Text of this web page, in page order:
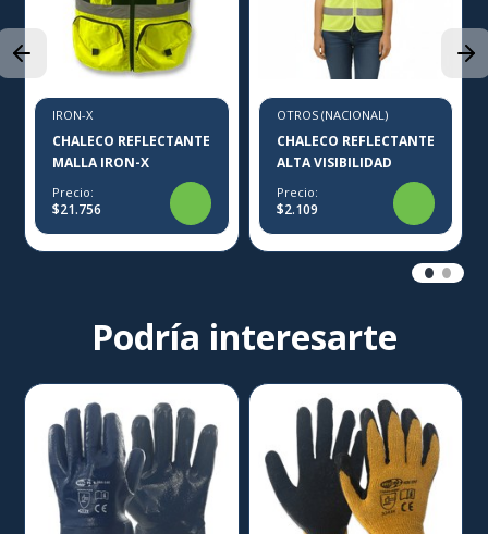
IRON-X
CHALECO REFLECTANTE
MALLA IRON-X
Precio:
$21.756
OTROS (NACIONAL)
CHALECO REFLECTANTE
ALTA VISIBILIDAD
Precio:
$2.109
Podría interesarte